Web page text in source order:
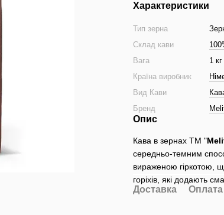
Характеристики
Тип зерна
Склад кави
Вага
1 кг
Країна виробник
Вид Кави
Бренд
Опис
Кава в зернах TM "
середньо-темним
вираженою гіркотою,
горіхів, які додають
Доставка Оплата